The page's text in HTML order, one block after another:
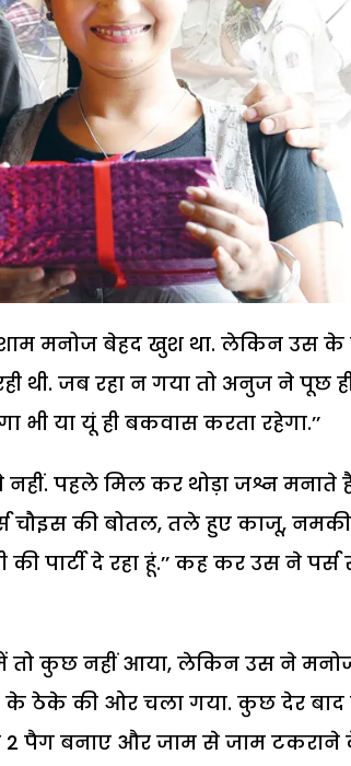
शाम मनोज बेहद खुश था. लेकिन उस
थी. जब रहा न गया तो अनुज ने पूछ ही
भी या यूं ही बकवास करता रहेगा.’’
नहीं. पहले मिल कर थोड़ा जश्न
चौइस की बोतल, तले हुए काजू,
पार्टी दे रहा हूं.’’ कह कर उस ने
कुछ नहीं आया, लेकिन उस ने
ठेके की ओर चला गया. कुछ देर बाद
पैग बनाए और जाम से जाम टकराने